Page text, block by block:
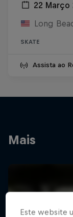
22 Março
Long
SKATE
Assista ao
Mais
Este website